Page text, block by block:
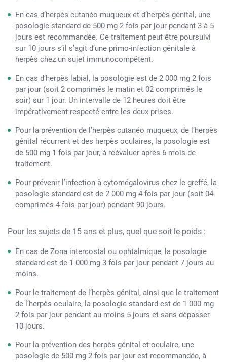
En cas d’herpès cutanéo-muqueux et d’herpès génital, une
posologie standard de 500 mg 2 fois par jour pendant 3 à 5
jours est recommandée. Ce traitement peut être poursuivi
sur 10 jours s’il s’agit d’une primo-infection génitale à
herpès chez un sujet immunocompétent.
En cas d’herpès labial, la posologie est de 2 000 mg 2 fois
par jour (soit 2 comprimés le matin et 02 comprimés le
soir) sur 1 jour. Un intervalle de 12 heures doit être
impérativement respecté entre les deux prises.
Pour la prévention de l’herpès cutanéo muqueux, de l’herpès
génital récurrent et des herpès oculaires, la posologie est
de 500 mg 1 fois par jour, à réévaluer après 6 mois de
traitement.
Pour prévenir l’infection à cytomégalovirus chez le greffé, la
posologie standard est de 2 000 mg 4 fois par jour (soit 04
comprimés 4 fois par jour) pendant 90 jours.
Pour les sujets de 15 ans et plus, quel que soit le poids :
En cas de Zona intercostal ou ophtalmique, la posologie
standard est de 1 000 mg 3 fois par jour pendant 7 jours au
moins.
Pour le traitement de l’herpès génital, ainsi que le traitement
de l’herpès oculaire, la posologie standard est de 1 000 mg
2 fois par jour pendant au moins 5 jours et sans dépasser
10 jours.
Pour la prévention des herpès génital et oculaire, une
posologie de 500 mg 2 fois par jour est recommandée, à